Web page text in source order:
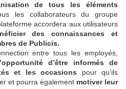
de tous les éléments
les collaborateurs du groupe
accordera aux utilisateurs
des connaissances et
de Publicis.
entre tous les employés,
d’être informés de
et les occasions pour qu’ils
et pourra également motiver leur